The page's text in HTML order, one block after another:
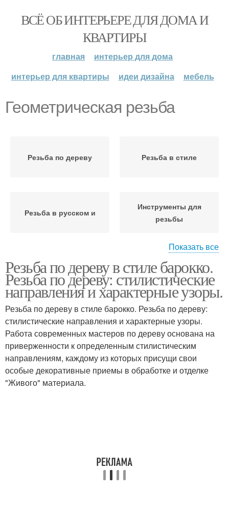
ВСЁ ОБ ИНТЕРЬЕРЕ ДЛЯ ДОМА И
КВАРТИРЫ
главная
интерьер для дома
интерьер для квартиры
идеи дизайна мебель
Геометрическая резьба
Резьба по дереву Резьба в стиле
Резьба в русском и
Инструменты для
резьбы
Стамески для резьбы
Показать все
Резьба по дереву в стиле барокко.
Резьба по дереву: стилистические
направления и характерные узоры.
Резьба по дереву в стиле барокко. Резьба по дереву:
стилистические направления и характерные узоры.
Работа современных мастеров по дереву основана на
приверженности к определенным стилистическим
направлениям, каждому из которых присущи свои
особые декоративные приемы в обработке и отделке
"Живого" материала.